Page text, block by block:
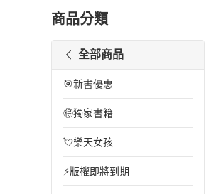
商品分類
全部商品
🎯新書優惠
🉐獨家書籍
💘樂天女孩
⚡版權即將到期